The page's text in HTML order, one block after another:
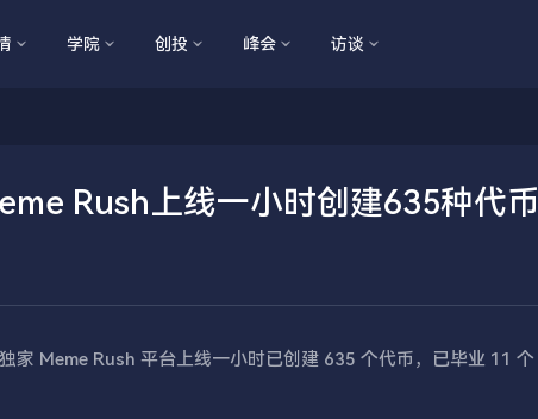
学院 创投 峰会 访谈
Rush上线一小时创建635种代币
家 Meme Rush 平台上线一小时已创建 635 个代币，已毕业 11 个